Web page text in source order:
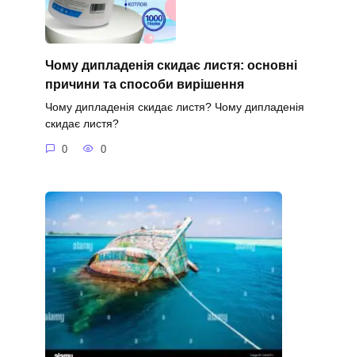
Чому дипладенія скидає листя: основні
причини та способи вирішення
Чому дипладенія скидає листя? Чому дипладенія
скидає листя?
0 0